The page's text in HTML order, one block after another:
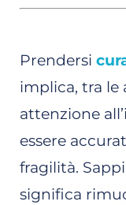
Prendersi
implica, tra le
attenzione
essere
fragilità.
significa